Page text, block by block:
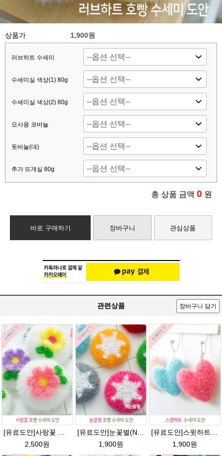
상품가 1,900원
러브하트 수세미
수세미실 색상(1) 80g
수세미실 색상(2) 80g
모사용 코바늘
돗바늘(대)
추가 뜨개실 80g
총 상품 금액 0 원
바로 구매하기 장바구니 관심상품
관련상품 장바구니 담기
[유료도안]사랑꽃 수세미뜨기 도안(수세미실은 옵션에서 추가구매 가능)/사랑꽃수세미/별호빵수세미처럼 예쁜수세미뜨기/수세미실/웰빙수세미실/고급수세미실/꽃수세미/봄꽃향기수세미
2,500원
[유료도안]눈꽃별(NO.1) 수세미뜨기 도안(수세미실은 옵션에서 추가구매 가능)/별호빵수세미처럼 예쁜수세미뜨기/반짝이 수세미실/웰빙수세미실/고급수세미실/눈꽃 반짝이수세미 눈꽃수세미
1,900원
[유료도안]스윗하트 수세미뜨기 도안(수세미실은 옵션에서 추가구매 가능)예쁜수세미뜨기/빤짝이 수세미실/웰빙수세미실/고급수세미실/하트뜨기 반짝이수세미 하트수세미
1,900원